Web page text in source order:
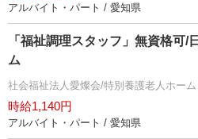
アルバイト・パート / 愛知県
「福祉調理スタッフ」無資格可/
ム
社会福祉法人愛燦会/特別養護老人ホー
時給1,140円
アルバイト・パート / 愛知県